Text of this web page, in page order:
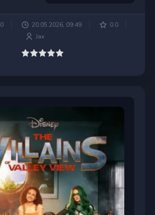
0 20.05.2026, 09:49
0.0
Jax